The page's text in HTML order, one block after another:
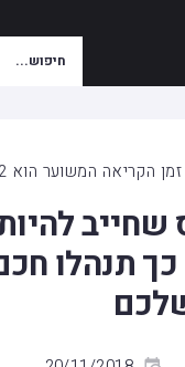
זמן הקריאה המשוער הוא 2 דקות
שחייב
תנהלו